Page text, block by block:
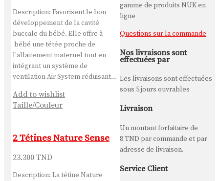
Description: Favorisent le bon
développement de la cavité
buccale du bébé. Elle offre à
bébé une tétée proche de
l'allaitement maternel tout en
intégrant un système de
ventilation Air System réduisant…
Add to wishlist
Taille/Couleur
2 Tétines Nature Sense
23.300 TND
Description: La tétine Nature
gamme de produits NUK en
ligne
Questions sur la commande
Nos livraisons sont
effectuées par
Les livraisons sont effectuées
sous 5 jours ouvrables
Livraison
Un montant forfaitaire de
8 TND par commande et par
adresse de livraison.
Service Client